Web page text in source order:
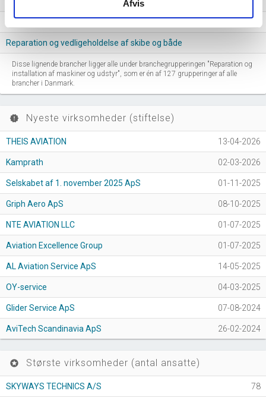
Afvis
Reparation og vedligeholdelse af skibe og både
Disse lignende brancher ligger alle under branchegrupperingen "Reparation og
installation af maskiner og udstyr", som er én af 127 grupperinger af alle
brancher i Danmark.
new_releases Nyeste virksomheder (stiftelse)
THEIS AVIATION 13-04-2026
Kamprath 02-03-2026
Selskabet af 1. november 2025 ApS 01-11-2025
Griph Aero ApS 08-10-2025
NTE AVIATION LLC 01-07-2025
Aviation Excellence Group 01-07-2025
AL Aviation Service ApS 14-05-2025
OY-service 04-03-2025
Glider Service ApS 07-08-2024
AviTech Scandinavia ApS 26-02-2024
stars Største virksomheder (antal ansatte)
SKYWAYS TECHNICS A/S 78